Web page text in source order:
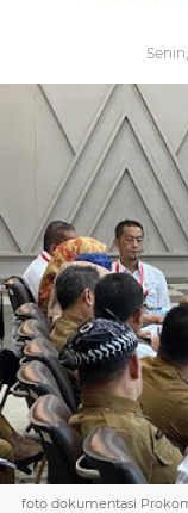
foto dokumentasi